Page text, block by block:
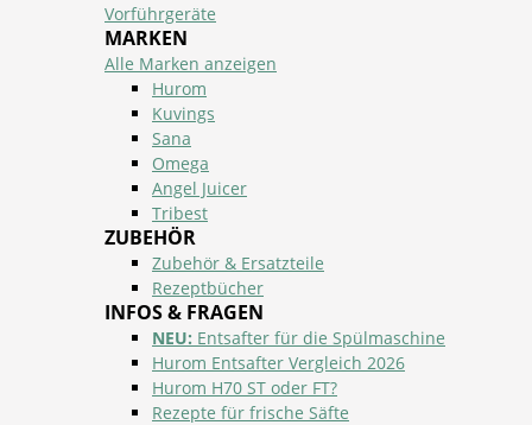
Vorführgeräte
MARKEN
Alle Marken anzeigen
Hurom
Kuvings
Sana
Omega
Angel Juicer
Tribest
ZUBEHÖR
Zubehör & Ersatzteile
Rezeptbücher
INFOS & FRAGEN
NEU: Entsafter für die Spülmaschine
Hurom Entsafter Vergleich 2026
Hurom H70 ST oder FT?
Rezepte für frische Säfte